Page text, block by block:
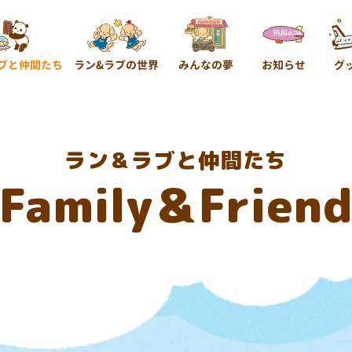
と仲間たち ラン&ラブの世界 みんなの夢 お知らせ グ
ラン＆ラブと仲間たち
Family＆Friend